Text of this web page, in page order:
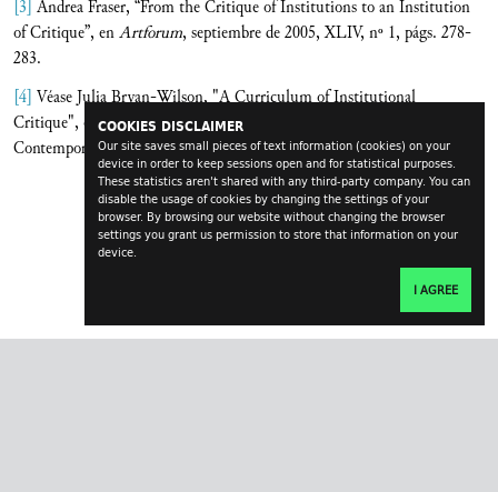
COOKIES DISCLAIMER
Our site saves small pieces of text information (cookies) on your
device in order to keep sessions open and for statistical purposes.
These statistics aren't shared with any third-party company. You can
disable the usage of cookies by changing the settings of your
browser. By browsing our website without changing the browser
settings you grant us permission to store that information on your
device.
I AGREE
[3] Andrea Fraser, “From the Critique of Institutions to an Institution
of Critique”, enArtforum, septiembre de 2005, XLIV, nº 1, págs. 278-
283.
[4] Véase Julia Bryan-Wilson, "A Curriculum of Institutional
Critique", en Jonas Ekeberg (ed.),New Institutionalism
Contemporary Art (OCA)/verksted, Oslo, 2003, págs. 89-109.